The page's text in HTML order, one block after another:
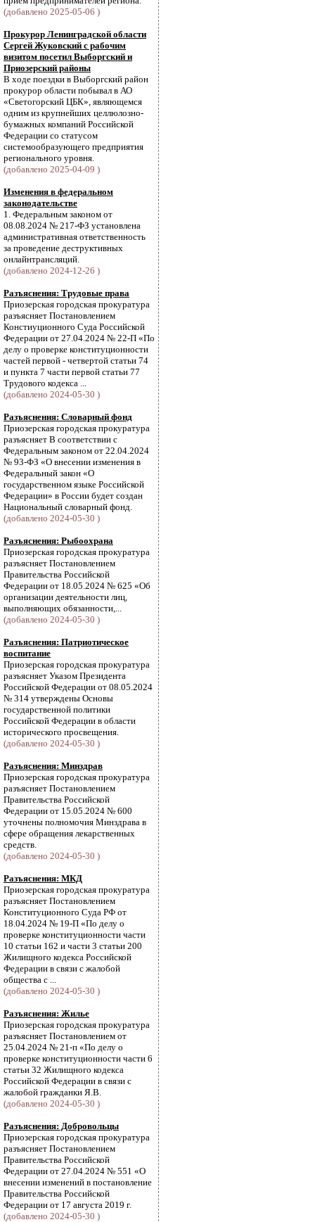
(добавлено 2025-05-06 )
Прокурор Ленинградской области
Сергей Жуковский с рабочим
визитом посетил Выборгский и
Приозерский районы
В ходе поездки в Выборгский район
прокурор области побывал в АО
«Светогорский ЦБК», являющемся
одним из крупнейших целлюлозно-
бумажных компаний Российской
Федерации со статусом
системообразующего предприятия
регионального уровня.
(добавлено 2025-04-09 )
Изменения в федеральном
законодательстве
1. Федеральным законом от
08.08.2024 № 217-ФЗ установлена
административная ответственность
за проведение деструктивных
онлайнтрансляций.
(добавлено 2024-12-26 )
Разъяснения: Трудовые права
Приозерская городская прокуратура
разъясняет Постановлением
Констиуционного Суда Российской
Федерации от 27.04.2024 № 22-П «По
делу о проверке конституционности
частей первой - четвертой статьи 74
и пункта 7 части первой статьи 77
Трудового кодекса ...
(добавлено 2024-05-30 )
Разъяснения: Словарный фонд
Приозерская городская прокуратура
разъясняет В соответствии с
Федеральным законом от 22.04.2024
№ 93-ФЗ «О внесении изменения в
Федеральный закон «О
государственном языке Российской
Федерации» в России будет создан
Национальный словарный фонд.
(добавлено 2024-05-30 )
Разъяснения: Рыбоохрана
Приозерская городская прокуратура
разъясняет Постановлением
Правительства Российской
Федерации от 18.05.2024 № 625 «Об
организации деятельности лиц,
выполняющих обязанности,...
(добавлено 2024-05-30 )
Разъяснения: Патриотическое
воспитание
Приозерская городская прокуратура
разъясняет Указом Президента
Российской Федерации от 08.05.2024
№ 314 утверждены Основы
государственной политики
Российской Федерации в области
исторического просвещения.
(добавлено 2024-05-30 )
Разъяснения: Минздрав
Приозерская городская прокуратура
разъясняет Постановлением
Правительства Российской
Федерации от 15.05.2024 № 600
уточнены полномочия Минздрава в
сфере обращения лекарственных
средств.
(добавлено 2024-05-30 )
Разъяснения: МКД
Приозерская городская прокуратура
разъясняет Постановлением
Конституционного Суда РФ от
18.04.2024 № 19-П «По делу о
проверке конституционности части
10 статьи 162 и части 3 статьи 200
Жилищного кодекса Российской
Федерации в связи с жалобой
общества с ...
(добавлено 2024-05-30 )
Разъяснения: Жилье
Приозерская городская прокуратура
разъясняет Постановлением от
25.04.2024 № 21-п «По делу о
проверке конституционности части 6
статьи 32 Жилищного кодекса
Российской Федерации в связи с
жалобой гражданки Я.В.
(добавлено 2024-05-30 )
Разъяснения: Добровольцы
Приозерская городская прокуратура
разъясняет Постановлением
Правительства Российской
Федерации от 27.04.2024 № 551 «О
внесении изменений в постановление
Правительства Российской
Федерации от 17 августа 2019 г.
(добавлено 2024-05-30 )